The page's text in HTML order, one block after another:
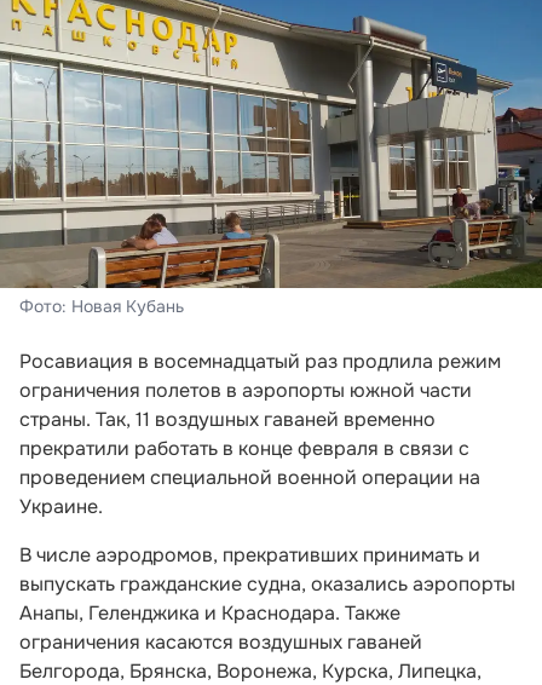
Фото: Новая Кубань
Росавиация в восемнадцатый раз продлила режим
ограничения полетов в аэропорты южной части
страны. Так, 11 воздушных гаваней временно
прекратили работать в конце февраля в связи с
проведением специальной военной операции на
Украине.
В числе аэродромов, прекративших принимать и
выпускать гражданские судна, оказались аэропорты
Анапы, Геленджика и Краснодара. Также
ограничения касаются воздушных гаваней
Белгорода, Брянска, Воронежа, Курска, Липецка,